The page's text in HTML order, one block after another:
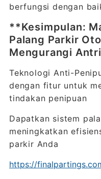
berfungsi dengan
**Kesimpulan:
Palang Parkir
Mengurangi
Teknologi Anti-
dengan fitur untuk
tindakan penipuan
Dapatkan sistem
meningkatkan
parkir Anda
https://